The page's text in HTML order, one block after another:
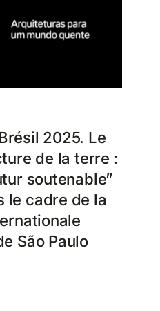
2025. Le
de la terre :
soutenable”
le cadre de la
São Paulo